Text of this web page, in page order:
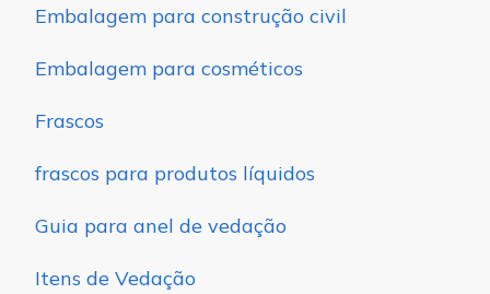
Embalagem para construção civil
Embalagem para cosméticos
Frascos
frascos para produtos líquidos
Guia para anel de vedação
Itens de Vedação